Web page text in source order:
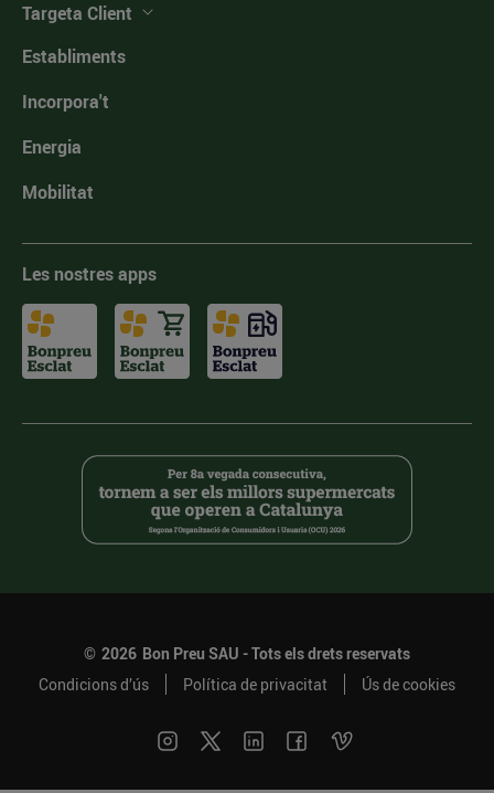
Targeta Client
Establiments
Incorpora't
Energia
Mobilitat
Les nostres apps
© 2026 Bon Preu SAU - Tots els drets reservats
Condicions d’ús
Política de privacitat Ús de cookies